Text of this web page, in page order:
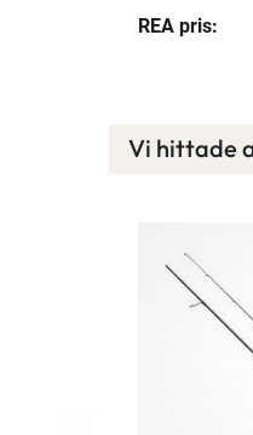
REA pris:
Vi hittade